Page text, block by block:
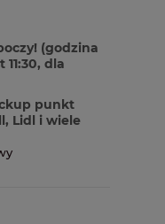
(godzina
dla
punkt
Lidl i wiele